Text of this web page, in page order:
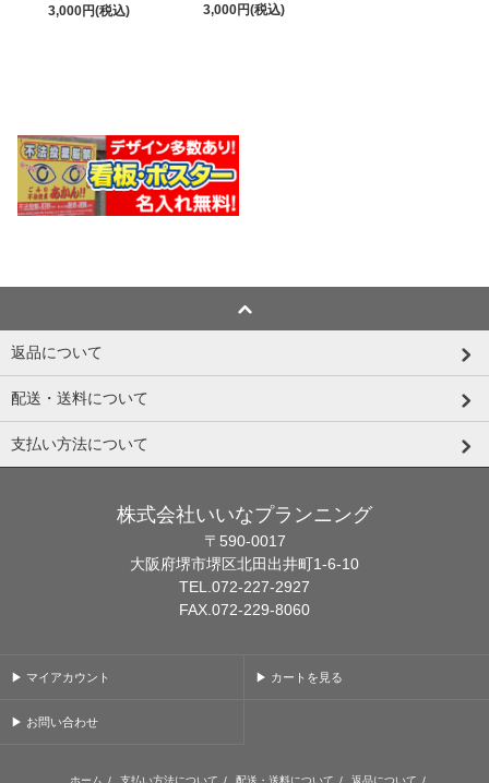
3,000円(税込)
3,000円(税込)
返品について
配送・送料について
支払い方法について
株式会社いいなプランニング
〒590-0017
大阪府堺市堺区北田出井町1-6-10
TEL.072-227-2927
FAX.072-229-8060
▶ マイアカウント ▶ カートを見る
▶ お問い合わせ
ホーム / 支払い方法について / 配送・送料について / 返品について /